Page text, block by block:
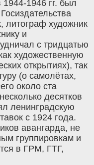
1946 гг. был
литограф художник
и
с тридцатью
художественную
открытиях), так
(о самолётах,
около ста
десятков
ленинградскую
с 1924 года.
авангарда, не
группировкам и
в ГРМ, ГТГ,